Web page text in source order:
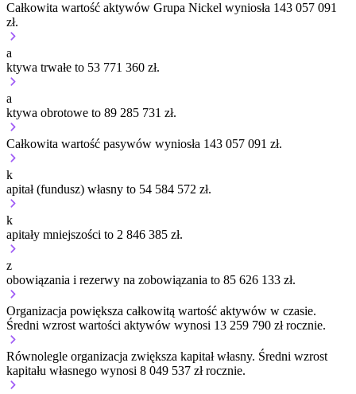
Całkowita wartość aktywów Grupa Nickel wyniosła 143 057 091
zł.
a
ktywa trwałe to 53 771 360 zł.
a
ktywa obrotowe to 89 285 731 zł.
Całkowita wartość pasywów wyniosła 143 057 091 zł.
k
apitał (fundusz) własny to 54 584 572 zł.
k
apitały mniejszości to 2 846 385 zł.
z
obowiązania i rezerwy na zobowiązania to 85 626 133 zł.
Organizacja powiększa całkowitą wartość aktywów w czasie.
Średni wzrost wartości aktywów wynosi 13 259 790 zł rocznie.
Równolegle organizacja zwiększa kapitał własny. Średni wzrost
kapitału własnego wynosi 8 049 537 zł rocznie.